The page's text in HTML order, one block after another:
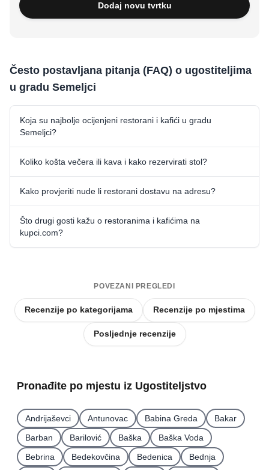
Dodaj novu tvrtku
Često postavljana pitanja (FAQ) o ugostiteljima
u gradu Semeljci
Koja su najbolje ocijenjeni restorani i kafići u gradu
Semeljci?
Koliko košta večera ili kava i kako rezervirati stol?
Kako provjeriti nude li restorani dostavu na adresu?
Što drugi gosti kažu o restoranima i kafićima na
kupci.com?
POVEZANI PREGLEDI
Recenzije po kategorijama Recenzije po mjestima
Posljednje recenzije
Pronađite po mjestu iz Ugostiteljstvo
Andrijaševci Antunovac Babina Greda
Bakar
Barban
Barilović Baška
Baška Voda
Bebrina
Bedekovčina Bedenica
Bednja